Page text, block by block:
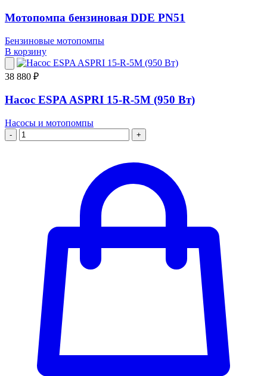
Мотопомпа бензиновая DDE PN51
Бензиновые мотопомпы
В корзину
38 880 ₽
Насос ESPA ASPRI 15-R-5M (950 Вт)
Насосы и мотопомпы
- +